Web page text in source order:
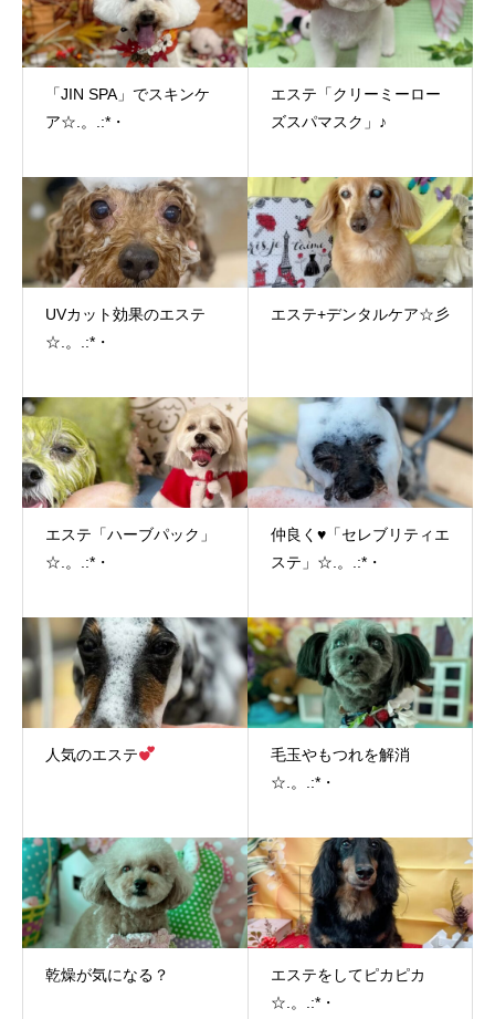
「JIN SPA」でスキンケ
ア☆.。.:*・
エステ「クリーミーロー
ズスパマスク」♪
UVカット効果のエステ
☆.。.:*・
エステ+デンタルケア☆彡
エステ「ハーブパック」
☆.。.:*・
仲良く♥「セレブリティエ
ステ」☆.。.:*・
人気のエステ
毛玉やもつれを解消
☆.。.:*・
乾燥が気になる？
エステをしてピカピカ
☆.。.:*・